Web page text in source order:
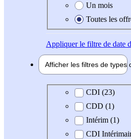
Un mois
Toutes les
Appliquerle filtre de date
Afficher les filtres de types
Type de contratCDI (23)
CDD (1)
Intérim (1)
CDI